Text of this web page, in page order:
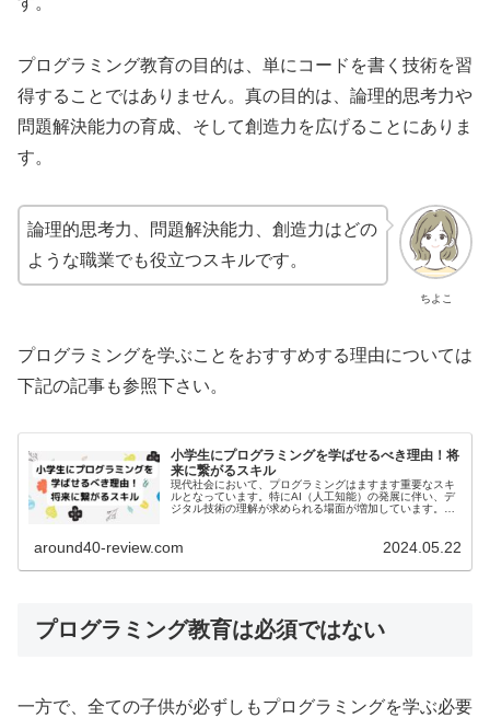
プログラミング教育の目的は、単にコードを書く技術を習
得することではありません。真の目的は、論理的思考力や
問題解決能力の育成、そして創造力を広げることにありま
す。
ちよこ
論理的思考力、問題解決能力、創造力はどの
ような職業でも役立つスキルです。
プログラミングを学ぶことをおすすめする理由については
下記の記事も参照下さい。
小学生にプログラミングを学ばせるべき理由！将
来に繋がるスキル
現代社会において、プログラミングはますます重要なスキ
ルとなっています。特にAI（人工知能）の発展に伴い、デ
ジタル技術の理解が求められる場面が増加しています。小
around40-review.com 2024.05.22
プログラミング教育は必須ではない
一方で、全ての子供が必ずしもプログラミングを学ぶ必要